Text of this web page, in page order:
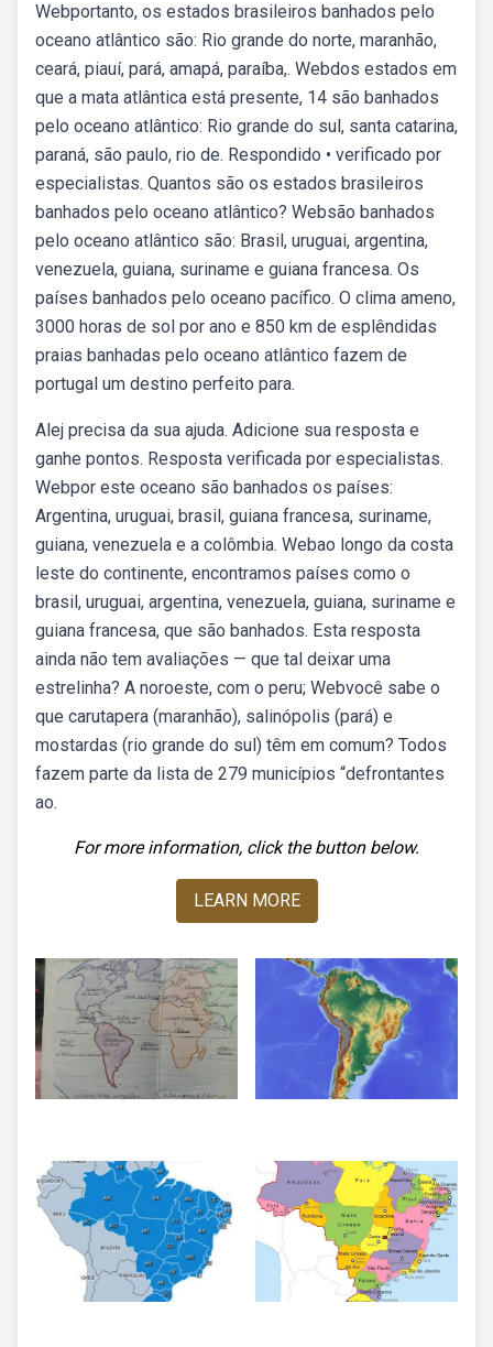
Webportanto, os estados brasileiros banhados pelo
oceano atlântico são: Rio grande do norte, maranhão,
ceará, piauí, pará, amapá, paraíba,. Webdos estados em
que a mata atlântica está presente, 14 são banhados
pelo oceano atlântico: Rio grande do sul, santa catarina,
paraná, são paulo, rio de. Respondido • verificado por
especialistas. Quantos são os estados brasileiros
banhados pelo oceano atlântico? Websão banhados
pelo oceano atlântico são: Brasil, uruguai, argentina,
venezuela, guiana, suriname e guiana francesa. Os
países banhados pelo oceano pacífico. O clima ameno,
3000 horas de sol por ano e 850 km de esplêndidas
praias banhadas pelo oceano atlântico fazem de
portugal um destino perfeito para.
Alej precisa da sua ajuda. Adicione sua resposta e
ganhe pontos. Resposta verificada por especialistas.
Webpor este oceano são banhados os países:
Argentina, uruguai, brasil, guiana francesa, suriname,
guiana, venezuela e a colômbia. Webao longo da costa
leste do continente, encontramos países como o
brasil, uruguai, argentina, venezuela, guiana, suriname e
guiana francesa, que são banhados. Esta resposta
ainda não tem avaliações — que tal deixar uma
estrelinha? A noroeste, com o peru; Webvocê sabe o
que carutapera (maranhão), salinópolis (pará) e
mostardas (rio grande do sul) têm em comum? Todos
fazem parte da lista de 279 municípios “defrontantes
ao.
For more information, click the button below.
LEARN MORE